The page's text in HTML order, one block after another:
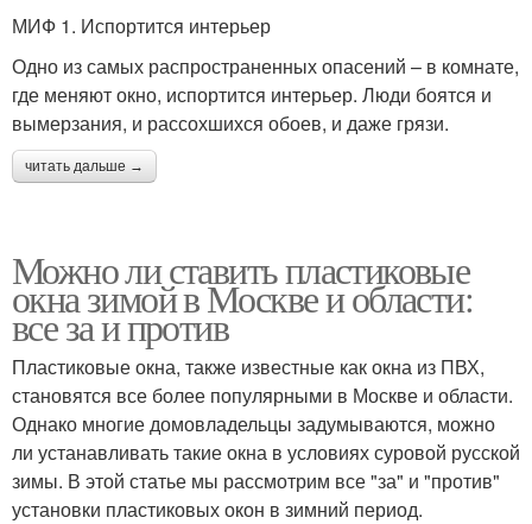
МИФ 1. Испортится интерьер
Одно из самых распространенных опасений – в комнате,
где меняют окно, испортится интерьер. Люди боятся и
вымерзания, и рассохшихся обоев, и даже грязи.
читать дальше →
Можно ли ставить пластиковые
окна зимой в Москве и области:
все за и против
Пластиковые окна, также известные как окна из ПВХ,
становятся все более популярными в Москве и области.
Однако многие домовладельцы задумываются, можно
ли устанавливать такие окна в условиях суровой русской
зимы. В этой статье мы рассмотрим все "за" и "против"
установки пластиковых окон в зимний период.